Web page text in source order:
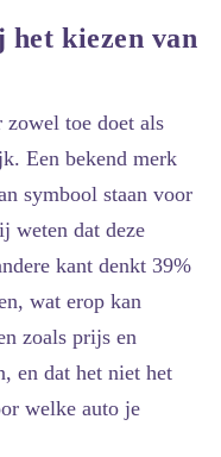
kiezen van
zowel toe doet als
Een bekend merk
symbool staan voor
weten dat deze
kant denkt 39%
wat erop kan
zoals prijs en
en dat het niet het
welke auto je